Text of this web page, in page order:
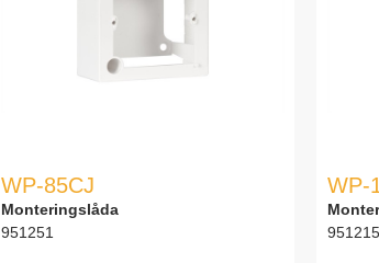
WP-85CJ
Monteringslåda
951251
WP-
951215